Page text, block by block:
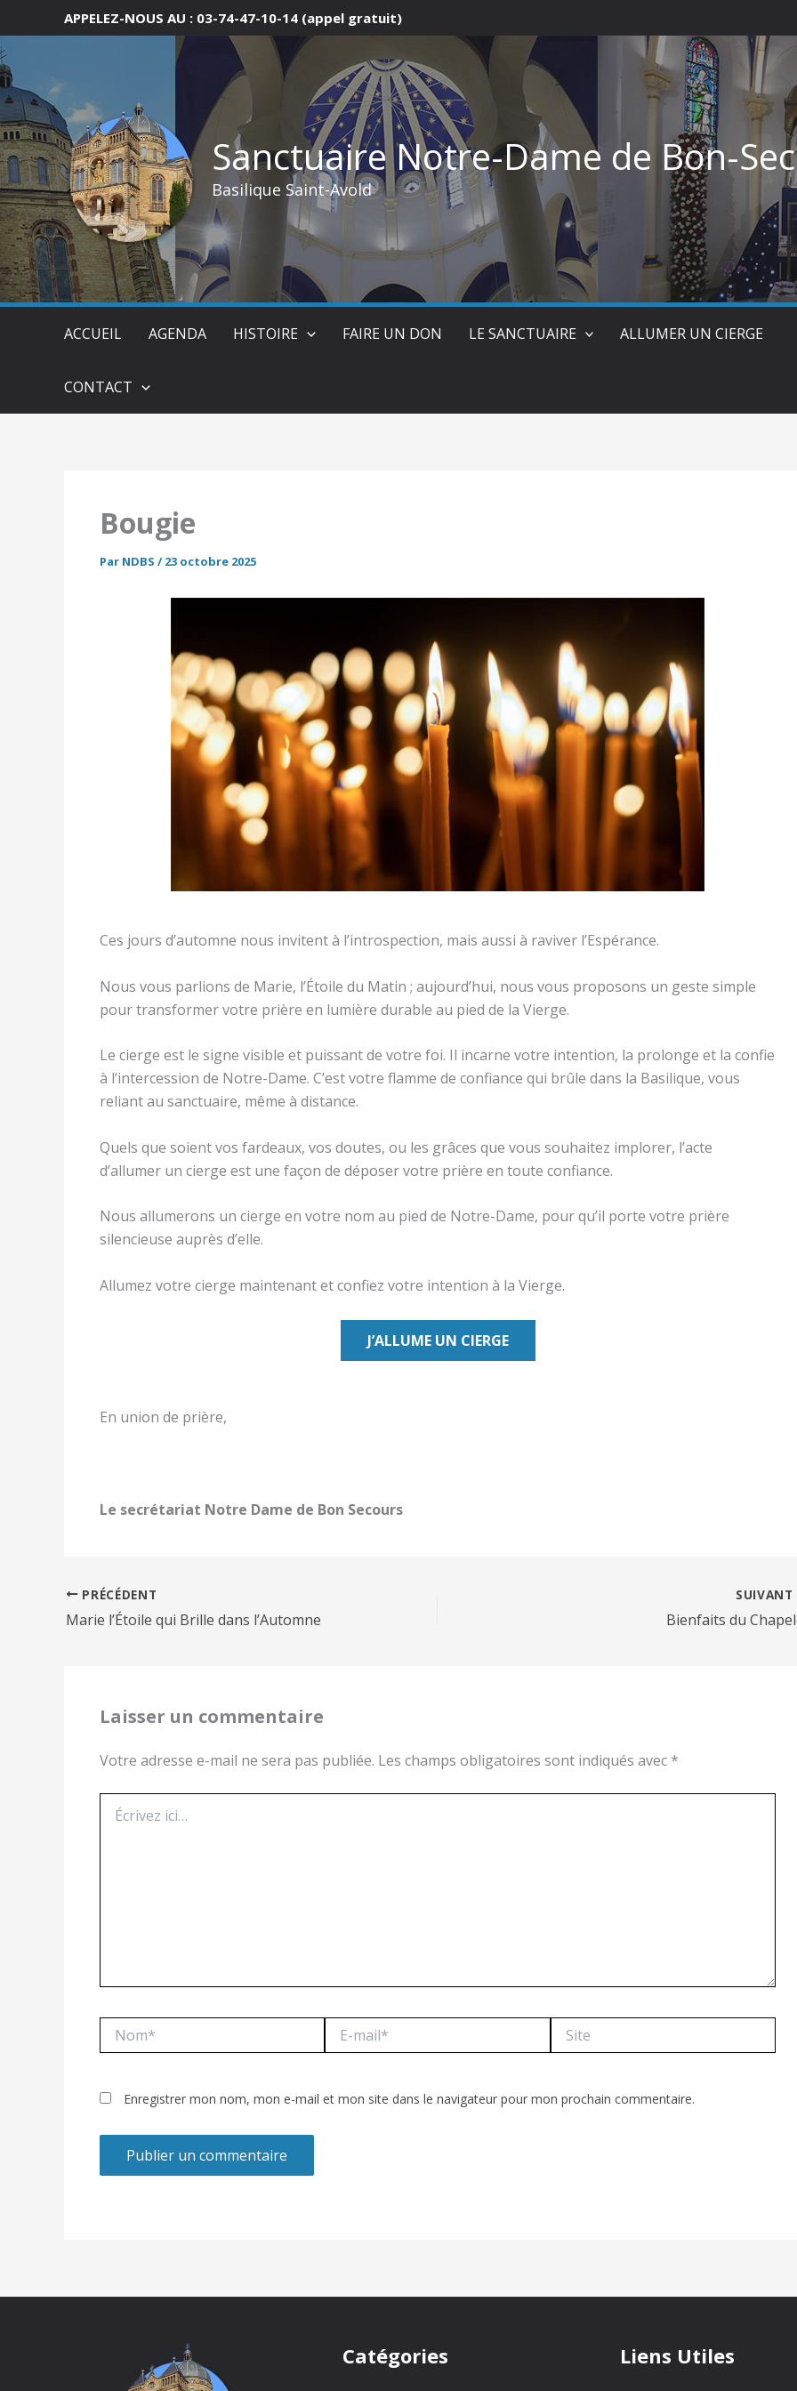
au
contenu
APPELEZ-NOUS AU : 03-74-47-10-14 (appel gratuit)
Sanctuaire Notre-Dame de Bon-
Basilique Saint-Avold
ACCUEIL AGENDA HISTOIRE FAIRE UN DON LE SANCTUAIRE ALLUMER UN CIERGE
CONTACT
Bougie
Par NDBS /23 octobre 2025
Ces jours d’automne nous invitent à l’introspection, mais aussi à raviver l’Espérance.
Nous vous parlions de Marie, l’Étoile du Matin ; aujourd’hui, nous vous proposons un geste simple
pour transformer votre prière en lumière durable au pied de la Vierge.
Le cierge est le signe visible et puissant de votre foi. Il incarne votre intention, la prolonge et la confie
à l’intercession de Notre-Dame. C’est votre flamme de confiance qui brûle dans la Basilique, vous
reliant au sanctuaire, même à distance.
Quels que soient vos fardeaux, vos doutes, ou les grâces que vous souhaitez implorer, l’acte
d’allumer un cierge est une façon de déposer votre prière en toute confiance.
Nous allumerons un cierge en votre nom au pied de Notre-Dame, pour qu’il porte votre prière
silencieuse auprès d’elle.
Allumez votre cierge maintenant et confiez votre intention à la Vierge.
J’ALLUME UN CIERGE
En union de prière,
Le secrétariat Notre Dame de Bon Secours
PRÉCÉDENT
Marie l’Étoile qui Brille dans l’Automne
SUIVANT
Bienfaits du
Laisser un commentaire
Votre adresse e-mail ne sera pas publiée. Les champs obligatoires sont indiqués avec *
ici…
mail*
Enregistrer mon nom, mon e-mail et mon site dans le navigateur pour mon prochain commentaire.
Catégories Liens Utiles